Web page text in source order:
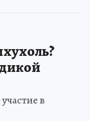
в